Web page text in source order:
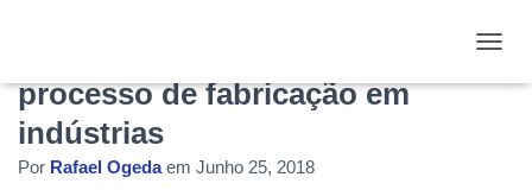
processo de fabricação em
indústrias
Por Rafael Ogedaem Junho 25, 2018